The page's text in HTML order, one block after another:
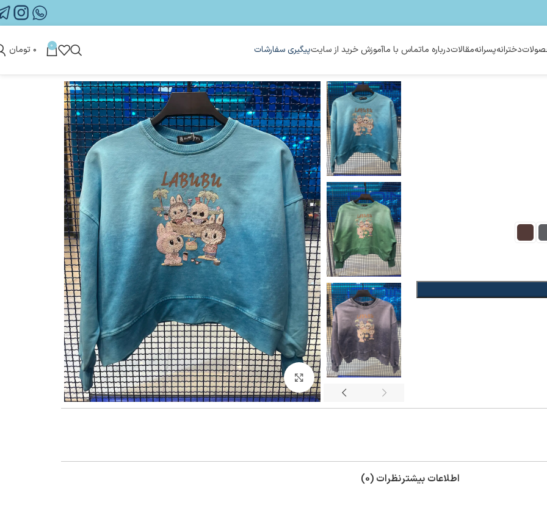
دخترانهپسرانهمقالاتدرباره ماتماس با ماآموزش خرید از سایتپیگیری سفارشات 0 ۰ تومان
بزرگنمایی تصویر
اطلاعات بیشترنظرات (0)